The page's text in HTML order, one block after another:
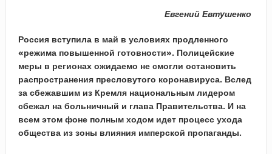
Евгений Евтушенко
Россия вступила в май в условиях продленного
«режима повышенной готовности». Полицейские
меры в регионах ожидаемо не смогли остановить
распространения пресловутого коронавируса. Вслед
за сбежавшим из Кремля национальным лидером
сбежал на больничный и глава Правительства. И на
всем этом фоне полным ходом идет процесс ухода
общества из зоны влияния имперской пропаганды.